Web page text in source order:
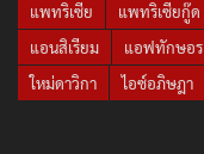
แพทริเซีย
แพทริเซียกู๊ด
แอนสิเรียม
แอฟทักษอร
ใหม่ดาวิกา
ไอซ์อภิษฎา